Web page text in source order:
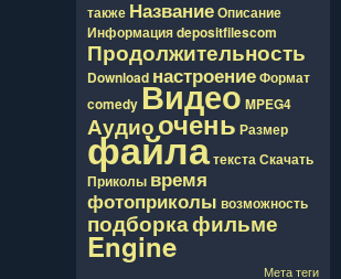
также НазваниеОписание
Информацияdepositfilescom
Продолжительность
Download настроениеФормат
comedyВидео MPEG4
Аудиоочень Размер
файлатекстаСкачать
Приколы время
фотоприколы возможность
подборкафильме
Engine
Мета теги